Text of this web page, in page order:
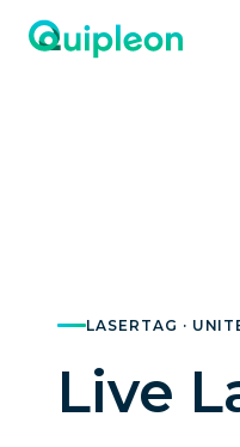
LASERTAG ·
Live